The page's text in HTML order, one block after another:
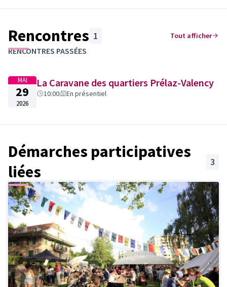
Retrouvez plus d'informations sur la Caravane des
quartiers sur lesite de la Ville.
(Lien externe)
Rencontres 1 Tout afficher
RENCONTRES PASSÉES
MAI
29
2026
La Caravane des quartiers Prélaz-Valency
10:00 En présentiel
Démarches participatives
liées
3